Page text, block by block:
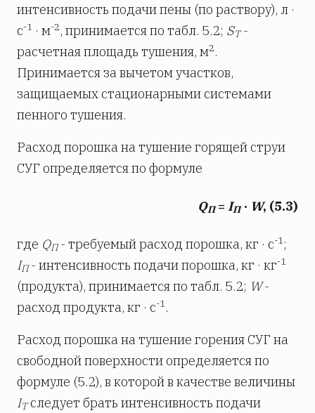
интенсивность подачи пены (по раствору), л ·
с-1 · м-2, принимается по табл. 5.2; SТ-
расчетная площадь тушения, м2.
Принимается за вычетом участков,
защищаемых стационарными системами
пенного тушения.
Расход порошка на тушение горящей струи
СУГ определяется по формуле
QП= IП· W, (5.3)
где QП- требуемый расход порошка, кг · с-1;
IП- интенсивность подачи порошка, кг · кг-1
(продукта), принимается по табл. 5.2; W-
расход продукта, кг · с-1.
Расход порошка на тушение горения СУГ на
свободной поверхности определяется по
формуле (5.2), в которой в качестве величины
IТследует брать интенсивность подачи